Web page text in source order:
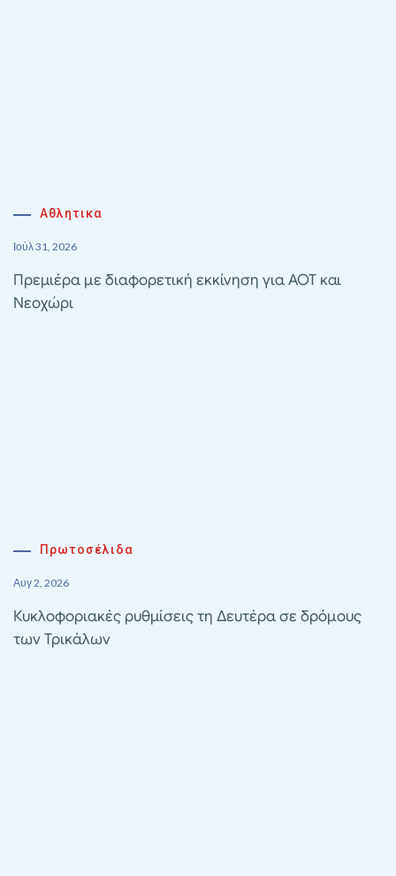
Αθλητικα
Ιούλ 31, 2026
Πρεμιέρα με διαφορετική εκκίνηση για ΑΟΤ και
Νεοχώρι
Πρωτοσέλιδα
Αυγ 2, 2026
Κυκλοφοριακές ρυθμίσεις τη Δευτέρα σε δρόμους
των Τρικάλων